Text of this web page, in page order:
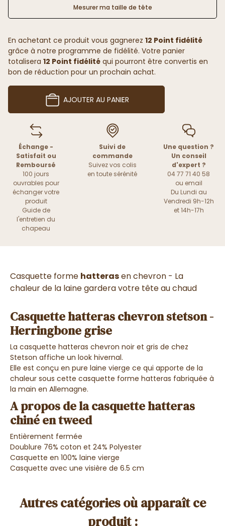
Mesurer ma taille de tête
En achetant ce produit vous gagnerez 12 Point fidélité
grâce à notre programme de fidélité. Votre panier
totalisera 12 Point fidélité qui pourront être convertis en
bon de réduction pour un prochain achat.
AJOUTER AU PANIER
Échange -
Satisfait ou
Remboursé
100 jours
ouvrables pour
échanger votre
produit
Guide de
l'entretien du
chapeau
Suivi de
commande
Suivez vos colis
en toute sérénité
Une question ?
Un conseil
d'expert ?
04 77 71 40 58
ou email
Du Lundi au
Vendredi 9h-12h
et 14h-17h
Casquette forme hatterasen chevron - La
chaleur de la laine gardera votre tête au chaud
Casquette hatteras chevron stetson -
Herringbone grise
La casquette hatteras chevron noir et gris de chez
Stetson affiche un look hivernal.
Elle est conçu en pure laine vierge ce qui apporte de la
chaleur sous cette casquette forme hatteras fabriquée à
la main en Allemagne.
A propos de la casquette hatteras
chiné en tweed
Entièrement fermée
Doublure 76% coton et 24% Polyester
Casquette en 100% laine vierge
Casquette avec une visière de 6.5 cm
Autres catégories où apparaît ce
produit :